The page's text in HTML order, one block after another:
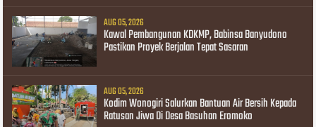
AUG 05, 2026
Kawal Pembangunan KDKMP, Babinsa Banyudono
Pastikan Proyek Berjalan Tepat Sasaran
AUG 05, 2026
Kodim Wonogiri Salurkan Bantuan Air Bersih Kepada
Ratusan Jiwa Di Desa Basuhan Eromoko